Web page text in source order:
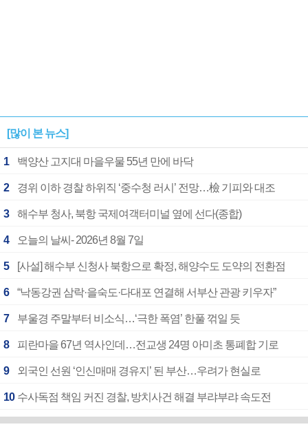
[많이 본 뉴스]
1 백양산 고지대 마을우물 55년 만에 바닥
2 경위 이하 경찰 하위직 ‘중수청 러시’ 전망…檢 기피와 대조
3 해수부 청사, 북항 국제여객터미널 옆에 선다(종합)
4 오늘의 날씨- 2026년 8월 7일
5 [사설] 해수부 신청사 북항으로 확정, 해양수도 도약의 전환점
6 “낙동강권 삼락·을숙도·다대포 연결해 서부산 관광 키우자”
7 부울경 주말부터 비소식…‘극한 폭염’ 한풀 꺾일 듯
8 피란마을 67년 역사인데…전교생 24명 아미초 통폐합 기로
9 외국인 선원 ‘인신매매 경유지’ 된 부산…우려가 현실로
10 수사독점 책임 커진 경찰, 방치사건 해결 부랴부랴 속도전